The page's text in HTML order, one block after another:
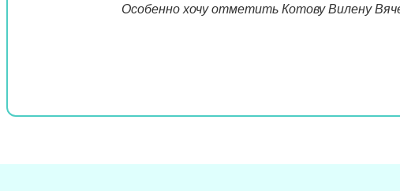
Особенно хочу отметить Котову Вилену